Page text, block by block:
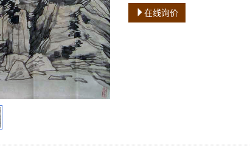
在线询价